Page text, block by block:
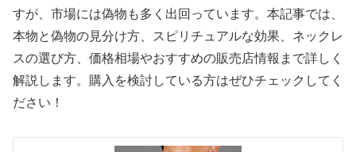
すが、市場には偽物も多く出回っています。本記事では、
本物と偽物の見分け方、スピリチュアルな効果、ネックレ
スの選び方、価格相場やおすすめの販売店情報まで詳しく
解説します。購入を検討している方はぜひチェックしてく
ださい！